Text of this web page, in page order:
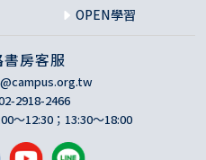
OPEN學習
房客服
2918-2466
～12:30；13:30～18:00